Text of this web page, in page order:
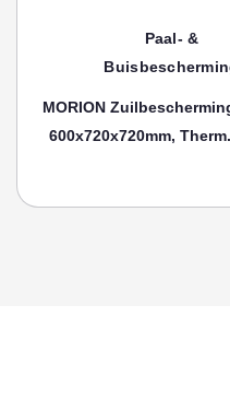
Paal- &
MORION
600x720x720mm,